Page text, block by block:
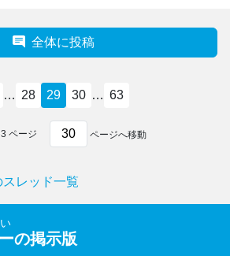
全体に投稿
… 28 29 30 … 63
ページ ページへ移動
レッド一覧
の掲示版